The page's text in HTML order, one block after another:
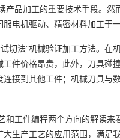
品加工的重要技术手段。
电机驱动、精密材料加工于一
切法”机械验证加工方法。
件价格昂贵，此外，刀具
接到其他工件；机械刀具
工件编程两个方向的解读
生产工艺的应用范围，满足